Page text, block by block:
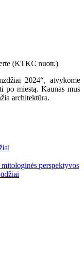
2024“, atvykome
po miestą. Kaunas mus
architektūra.
perspektyvos